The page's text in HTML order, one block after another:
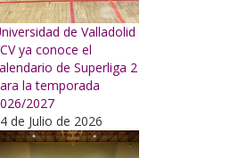
de Valladolid
ya conoce el
de Superliga 2
la temporada
2027
de Julio de 2026